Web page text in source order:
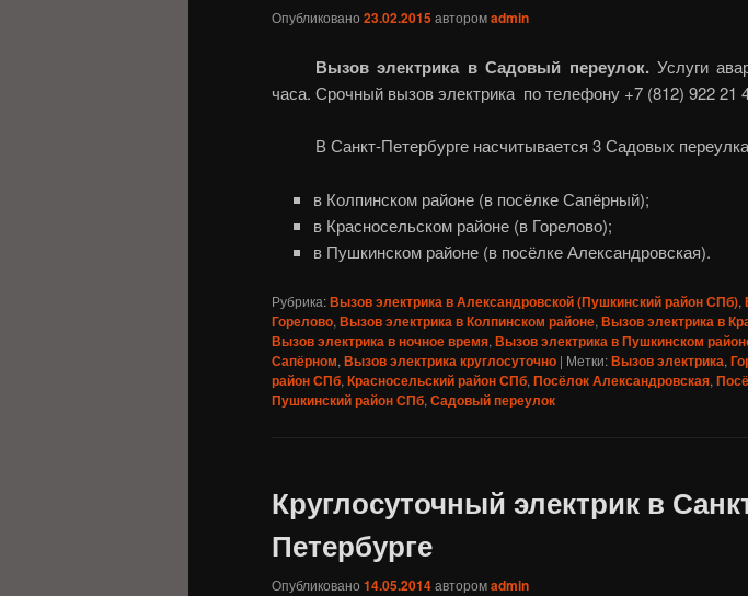
Опубликовано 23.02.2015авторомadmin
Вызов электрика в Садовый переулок.Услуги
часа. Срочный вызов электрика по телефону +7 (812) 922 21
В Санкт-Петербурге насчитывается 3 Садовых
в Колпинском районе (в посёлке Сапёрный);
в Красносельском районе (в Горелово);
в Пушкинском районе (в посёлке Александровская).
Рубрика:Вызов электрика в Александровской (Пушкинский район СПб),
Горелово, Вызов электрика в Колпинском районе, Вызов электрика в
Вызов электрика в ночное время, Вызов электрика в Пушкинском
Сапёрном, Вызов электрика круглосуточно | Метки:Вызов электрика,
район СПб, Красносельский район СПб, Посёлок Александровская,
Пушкинский район СПб, Садовый переулок
Круглосуточный электрик в
Петербурге
Опубликовано 14.05.2014авторомadmin